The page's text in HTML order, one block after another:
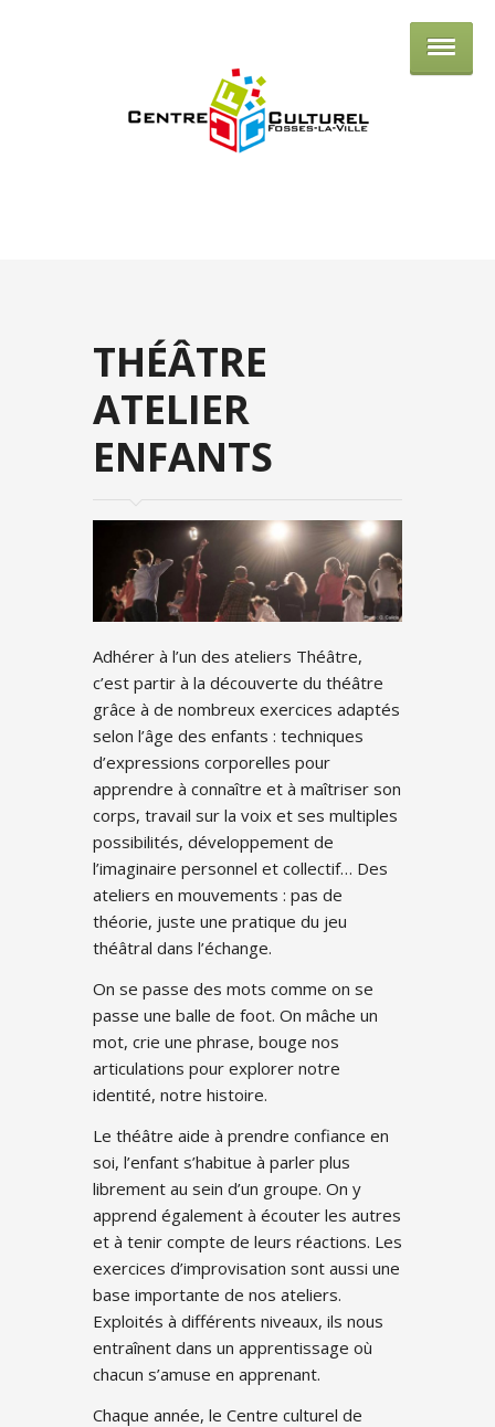
Centre culturel de Fosses-la-Ville
THÉÂTRE
ATELIER
ENFANTS
Adhérer à l’un des ateliers Théâtre,
c’est partir à la découverte du théâtre
grâce à de nombreux exercices adaptés
selon l’âge des enfants : techniques
d’expressions corporelles pour
apprendre à connaître et à maîtriser son
corps, travail sur la voix et ses multiples
possibilités, développement de
l’imaginaire personnel et collectif… Des
ateliers en mouvements : pas de
théorie, juste une pratique du jeu
théâtral dans l’échange.
On se passe des mots comme on se
passe une balle de foot. On mâche un
mot, crie une phrase, bouge nos
articulations pour explorer notre
identité, notre histoire.
Le théâtre aide à prendre confiance en
soi, l’enfant s’habitue à parler plus
librement au sein d’un groupe. On y
apprend également à écouter les autres
et à tenir compte de leurs réactions. Les
exercices d’improvisation sont aussi une
base importante de nos ateliers.
Exploités à différents niveaux, ils nous
entraînent dans un apprentissage où
chacun s’amuse en apprenant.
Chaque année, le Centre culturel de